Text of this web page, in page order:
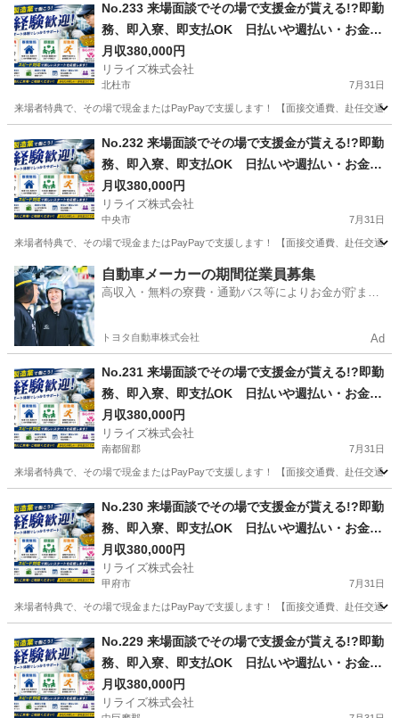
No.233 来場面談でその場で支援金が貰える!?即勤
務、即入寮、即支払OK 日払いや週払い・お金住
む場所に困ってる方必見の案件です！簡単な電子
部品の製造・加工のお仕事♪
月収380,000円
リライズ株式会社
北杜市 7月31日
来場者特典で、その場で現金またはPayPayで支援します！ 【面接交通費、赴任交通
No.232 来場面談でその場で支援金が貰える!?即勤
務、即入寮、即支払OK 日払いや週払い・お金住
む場所に困ってる方必見の案件です！簡単な電子
部品の製造・加工のお仕事♪
月収380,000円
リライズ株式会社
中央市 7月31日
来場者特典で、その場で現金またはPayPayで支援します！ 【面接交通費、赴任交通
山梨 中央市 その他 業務
自動車メーカーの期間従業員募集
高収入・無料の寮費・通勤バス等によりお金が貯まり
トヨタ自動車株式会社 Ad
No.231 来場面談でその場で支援金が貰える!?即勤
務、即入寮、即支払OK 日払いや週払い・お金住
む場所に困ってる方必見の案件です！簡単な電子
部品の製造・加工のお仕事♪
月収380,000円
リライズ株式会社
南都留郡 7月31日
来場者特典で、その場で現金またはPayPayで支援します！ 【面接交通費、赴任交通
業務
No.230 来場面談でその場で支援金が貰える!?即勤
務、即入寮、即支払OK 日払いや週払い・お金住
む場所に困ってる方必見の案件です！簡単な電子
部品の製造・加工のお仕事♪
月収380,000円
リライズ株式会社
甲府市 7月31日
来場者特典で、その場で現金またはPayPayで支援します！ 【面接交通費、赴任交通
No.229 来場面談でその場で支援金が貰える!?即勤
務、即入寮、即支払OK 日払いや週払い・お金住
む場所に困ってる方必見の案件です！簡単な電子
部品の製造・加工のお仕事♪
月収380,000円
リライズ株式会社